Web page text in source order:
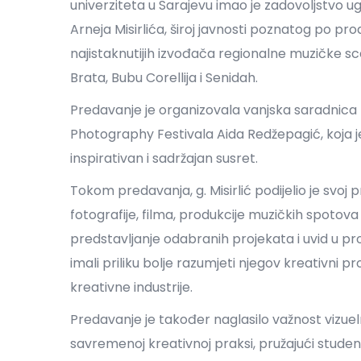
univerziteta u Sarajevu imao je zadovoljstvo
Arneja Misirlića, široj javnosti poznatog po
najistaknutijih izvođača regionalne muzičke
Brata, Bubu Corellija i Senidah.
Predavanje je organizovala vanjska
Photography Festivala Aida Redžepagić,
inspirativan i sadržajan susret.
Tokom predavanja, g. Misirlić podijelio je
fotografije, filma, produkcije muzičkih
predstavljanje odabranih projekata i uvid u
imali priliku bolje razumjeti njegov kreativni
kreativne industrije.
Predavanje je također naglasilo važnost
savremenoj kreativnoj praksi, pružajući